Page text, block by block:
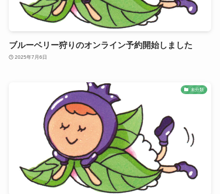
ブルーベリー狩りのオンライン予約開始しました
2025年7月6日
未分類